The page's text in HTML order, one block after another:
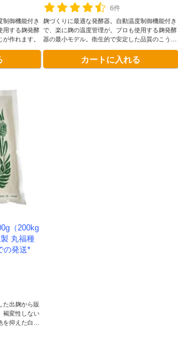
制御機能付き
用する麹発酵
作れます。
6件
麹づくりに最適な発酵器。自動温度制御機能付き
で、楽に麹の温度管理が。プロも使用する麹発酵
器の最小モデル。衛生的で安定した品質のこうじ
カートに入れる
（200kg
丸福種
の発送*
た出麹から販
褐変性しない
抑えた白味